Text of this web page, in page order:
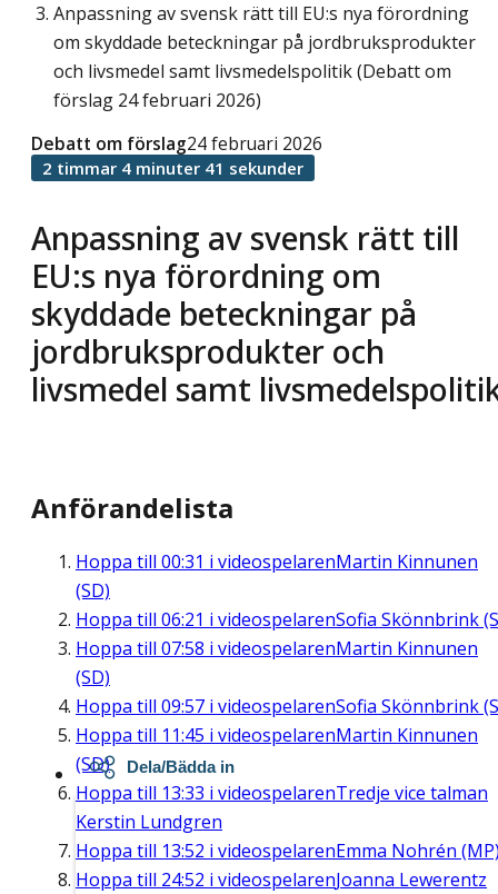
Anpassning av svensk rätt till EU:s nya förordning
om skyddade beteckningar på jordbruksprodukter
och livsmedel samt livsmedelspolitik (Debatt om
förslag 24 februari 2026)
Anpassning av svensk rätt till
EU:s nya förordning om
skyddade beteckningar på
jordbruksprodukter och
livsmedel samt
Debatt om förslag24 februari 2026
2 timmar 4 minuter 41 sekunder
Anförandelista
Hoppa till 00:31 i videospelarenMartin Kinnunen
(SD)
Hoppa till 06:21 i videospelarenSofia Skönnbrink
Hoppa till 07:58 i videospelarenMartin Kinnunen
(SD)
Hoppa till 09:57 i videospelarenSofia Skönnbrink
Hoppa till 11:45 i videospelarenMartin Kinnunen
(SD)
Hoppa till 13:33 i videospelarenTredje vice talman
Kerstin Lundgren
Hoppa till 13:52 i videospelarenEmma Nohrén
Hoppa till 24:52 i videospelarenJoanna Lewerentz
Dela/Bädda in